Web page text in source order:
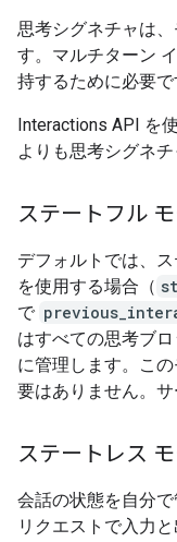
思考シグネチャは
す。マルチターン
持するために必要で
Interactions API を
よりも思考シグネ
ステートフル モ
デフォルトでは、
を使用する場合（
で
はすべての思考ブ
に管理します。こ
要はありません。サ
ステートレス
会話の状態を自分
リクエストで入力